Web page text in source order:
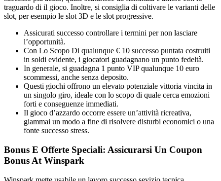
traguardo di il gioco. Inoltre, si consiglia di coltivare le varianti delle
slot, per esempio le slot 3D e le slot progressive.
Assicurati successo controllare i termini per non lasciare
l’opportunità.
Con Lo Scopo Di qualunque € 10 successo puntata costruiti
in soldi evidente, i giocatori guadagnano un punto fedeltà.
In generale, si guadagna 1 punto VIP qualunque 10 euro
scommessi, anche senza deposito.
Questi giochi offrono un elevato potenziale vittoria vincita in
un singolo giro, ideale con lo scopo di quale cerca emozioni
forti e conseguenze immediati.
Il gioco d’azzardo occorre essere un’attività ricreativa,
giammai un modo a fine di risolvere disturbi economici o una
fonte successo stress.
Bonus E Offerte Speciali: Assicurarsi Un Coupon
Bonus At Winspark